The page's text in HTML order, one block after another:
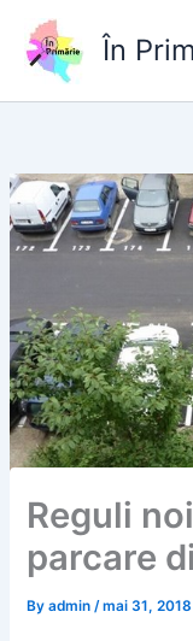
content
În
Reguli
parcare
Byadmin /mai 31, 2018